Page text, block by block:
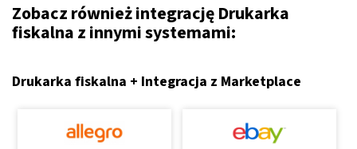
Zobacz również integrację Drukarka
fiskalna z innymi systemami:
Drukarka fiskalna + Integracja z Marketplace